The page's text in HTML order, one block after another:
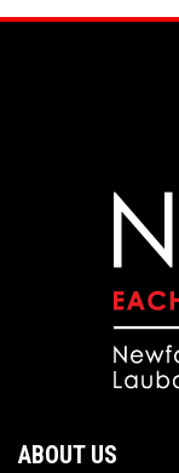
ABOUT US